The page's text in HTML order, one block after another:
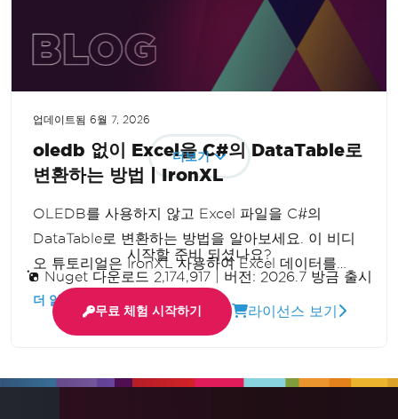
업데이트됨 6월 7, 2026
oledb 없이 Excel을 C#의 DataTable로
변환하는 방법 | IronXL
OLEDB를 사용하지 않고 Excel 파일을 C#의
DataTable로 변환하는 방법을 알아보세요. 이 비디
오 튜토리얼은 IronXL 사용하여 Excel 데이터를
.NET 애플리케이션으로 원활하게 가져와 효율성을
높이고 코드를 간소화하는 과정을 안내합니다.
더 읽어보기
더보기
시작할 준비 되셨나요?
Nuget 다운로드 2,174,917
버전: 2026.7 방금 출시
무료 체험 시작하기 라이선스 보기